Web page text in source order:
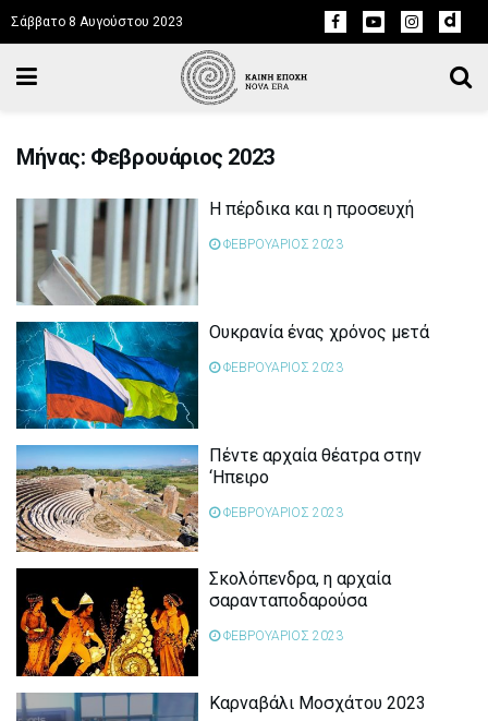
Σάββατο 8 Αυγούστου 2023
Μήνας: Φεβρουάριος 2023
Η πέρδικα και η προσευχή
ΦΕΒΡΟΥΑΡΙΟΣ 2023
Ουκρανία ένας χρόνος μετά
ΦΕΒΡΟΥΑΡΙΟΣ 2023
Πέντε αρχαία θέατρα στην
‘Ηπειρο
ΦΕΒΡΟΥΑΡΙΟΣ 2023
Σκολόπενδρα, η αρχαία
σαρανταποδαρούσα
ΦΕΒΡΟΥΑΡΙΟΣ 2023
Καρναβάλι Μοσχάτου 2023